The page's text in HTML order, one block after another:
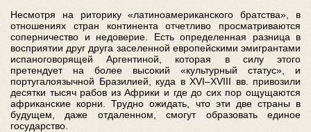
Несмотря на риторику «латиноамериканского братства», в
отношениях стран континента отчетливо просматриваются
соперничество и недоверие. Есть определенная разница в
восприятии друг друга заселенной европейскими эмигрантами
испаноговорящей Аргентиной, которая в силу этого
претендует на более высокий «культурный статус», и
португалоязычной Бразилией, куда в XVI–XVIII вв. привозили
десятки тысяч рабов из Африки и где до сих пор ощущаются
африканские корни. Трудно ожидать, что эти две страны в
будущем, даже отдаленном, смогут образовать единое
государство.